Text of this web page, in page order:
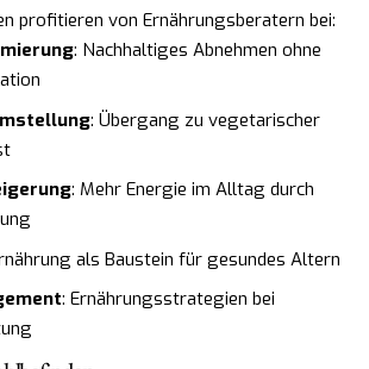
profitieren von Ernährungsberatern bei:
: Nachhaltiges Abnehmen ohne
: Übergang zu vegetarischer
: Mehr Energie im Alltag durch
als Baustein für gesundes Altern
: Ernährungsstrategien bei